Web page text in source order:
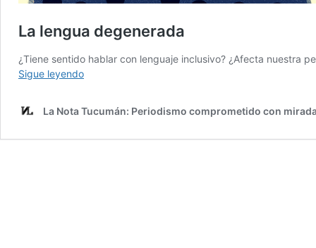
La lengua degenerada
¿Tiene sentido hablar con lenguaje inclusivo? ¿Afecta nuestra
Sigue leyendoLa
La Nota Tucumán: Periodismo comprometido con